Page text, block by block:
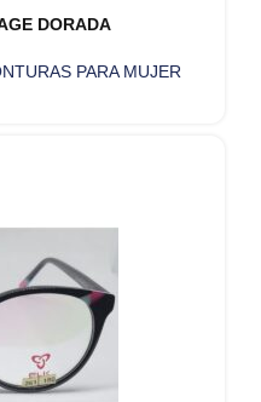
DORADA
PARA MUJER